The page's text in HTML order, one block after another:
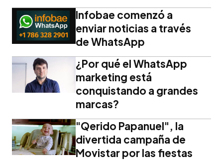
Infobae comenzó a
enviar noticias a través
de WhatsApp
¿Por qué el WhatsApp
marketing está
conquistando a grandes
marcas?
"Qerido Papanuel", la
divertida campaña de
Movistar por las fiestas